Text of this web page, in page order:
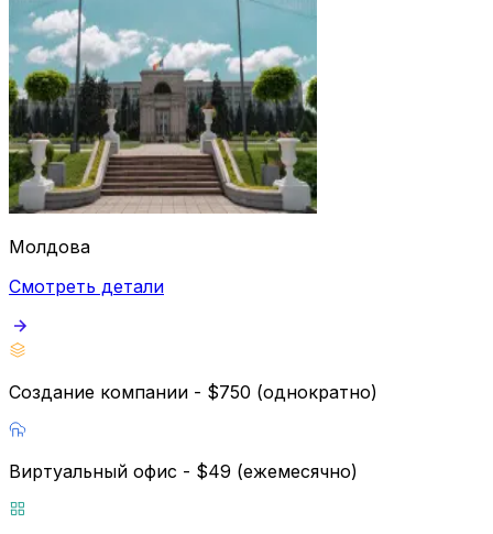
Молдова
Смотреть детали
Создание компании - $750 (однократно)
Виртуальный офис - $49 (ежемесячно)